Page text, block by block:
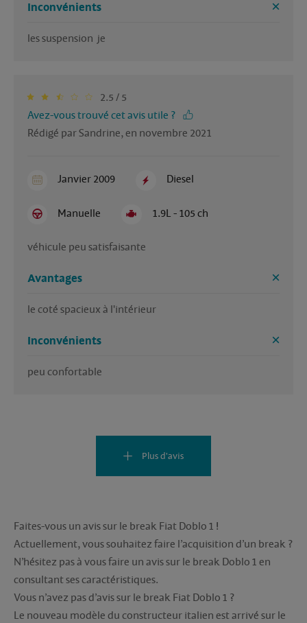
Inconvénients
les suspension  je
2.5 / 5
Avez-vous trouvé cet avis utile ?
Rédigé par Sandrine, en novembre 2021
Janvier 2009 Diesel
Manuelle 1.9L - 105 ch
véhicule peu satisfaisante
Avantages
le coté spacieux à l'intérieur
Inconvénients
peu confortable
Plus d'avis
Faites-vous un avis sur le break Fiat Doblo 1 !
Actuellement, vous souhaitez faire l’acquisition d’un break ?
N’hésitez pas à vous faire un avis sur le break Doblo 1 en
consultant ses caractéristiques.
Vous n’avez pas d’avis sur le break Fiat Doblo 1 ?
Le nouveau modèle du constructeur italien est arrivé sur le